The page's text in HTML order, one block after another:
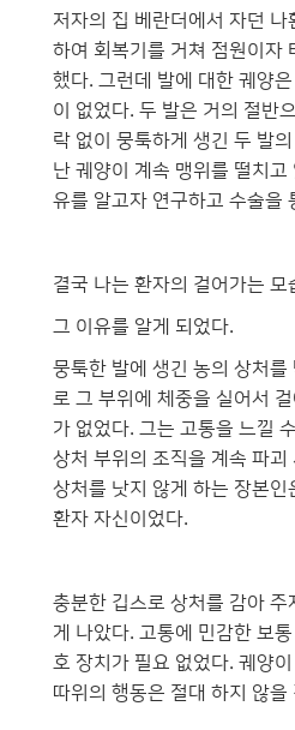
저자의 집 베란더에서 자던
하여 회복기를 거쳐 점원이자
했다. 그런데 발에 대한 궤양
이 없었다. 두 발은 거의 절반
락 없이 뭉툭하게 생긴 두 발
난 궤양이 계속 맹위를 떨치고
유를 알고자 연구하고 수술을
결국 나는 환자의 걸어가는 모
그 이유를 알게 되었다.
뭉툭한 발에 생긴 농의 상처
로 그 부위에 체중을 실어서
가 없었다. 그는 고통을 느낄
상처 부위의 조직을 계속 파괴
상처를 낫지 않게 하는 장본
환자 자신이었다.
충분한 깁스로 상처를 감아 주
게 나았다. 고통에 민감한 보
호 장치가 필요 없었다. 궤양
따위의 행동은 절대 하지 않을